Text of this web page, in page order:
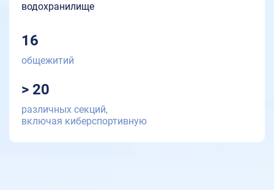
водохранилище
16
общежитий
> 20
различных секций,
включая киберспортивную